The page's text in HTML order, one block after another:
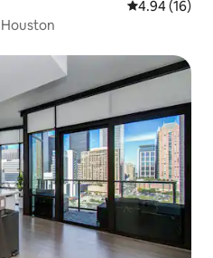
Calificación
4.94 (16)